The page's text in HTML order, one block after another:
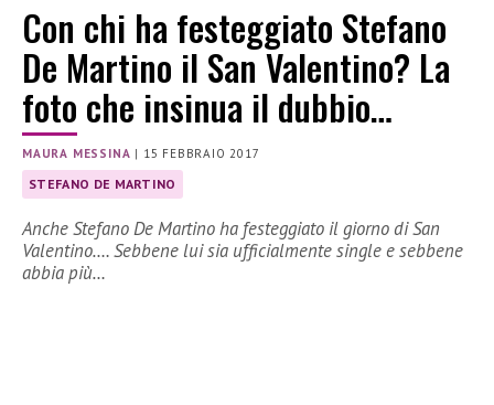
Con chi ha festeggiato Stefano
De Martino il San Valentino? La
foto che insinua il dubbio…
MAURA MESSINA | 15 FEBBRAIO 2017
STEFANO DE MARTINO
Anche Stefano De Martino ha festeggiato il giorno di San
Valentino…. Sebbene lui sia ufficialmente single e sebbene
abbia più…